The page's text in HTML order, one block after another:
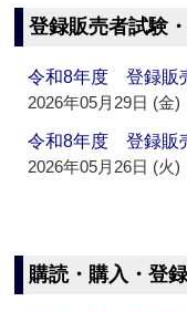
登録販売者試験
令和8年度 登録販
2026年05月29日 (金)
令和8年度 登録販
2026年05月26日 (火)
購読・購入・登